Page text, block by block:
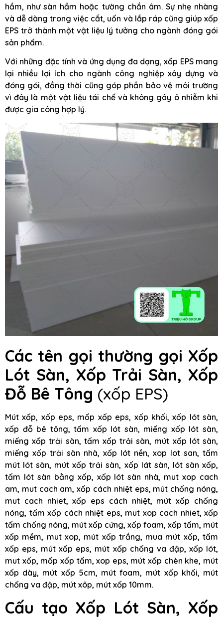
hầm, như sàn hầm hoặc tường chắn âm. Sự nhẹ nhàng
và dễ dàng trong việc cắt, uốn và lắp ráp cũng giúp xốp
EPS trở thành một vật liệu lý tưởng cho ngành đóng gói
sản phẩm.
Với những đặc tính và ứng dụng đa dạng, xốp EPS mang
lại nhiều lợi ích cho ngành công nghiệp xây dựng và
đóng gói, đồng thời cũng góp phần bảo vệ môi trường
vì đây là một vật liệu tái chế và không gây ô nhiễm khi
được gia công hợp lý.
Các tên gọi thường gọi Xốp
Lót Sàn, Xốp Trải Sàn, Xốp
Đỗ Bê Tông (xốp EPS)
Mút xốp, xốp eps, mốp xốp eps, xốp khối, xốp lót sàn,
xốp đỗ bê tông, tấm xốp lót sàn, miếng xốp lót sàn,
miếng xốp trải sàn, tấm xốp trải sàn, mút xốp lót sàn,
miếng xốp trải sàn nhà, xốp lót nền, xop lot san, tấm
mút lót sàn, mút xốp trải sàn, xốp lát sàn, lót sàn xốp,
tấm lót sàn bằng xốp, xốp lót sàn nhà, mut xop cach
am, mut cach am, xốp cách nhiệt eps, mút chống nóng,
mut cach nhiet, xốp eps cách nhiệt, mút xốp chống
nóng, tấm xốp cách nhiệt eps, mut xop cach nhiet, xốp
tấm chống nóng, mút xốp cứng, xốp foam, xốp tấm, mút
xốp mềm, mut xop, mút xốp trắng, mua mút xốp, tấm
xốp eps, mút xốp eps, mút xốp chống va đập, xốp lót,
mut xốp, mốp xốp tấm, xop eps, mút xốp chèn khe, mút
xốp dày, mút xốp 5cm, mút foam, mút xốp khối, mút
chống va đập, mút xôp, mút xốp 10mm.
Cấu tạo Xốp Lót Sàn, Xốp